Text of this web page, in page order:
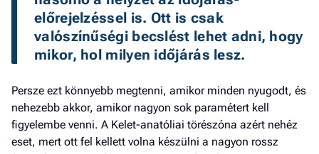
előrejelzéssel is. Ott is csak
valószínűségi becslést lehet adni, hogy
mikor, hol milyen időjárás lesz.
Persze ezt könnyebb megtenni, amikor minden nyugodt, és
nehezebb akkor, amikor nagyon sok paramétert kell
figyelembe venni. A Kelet-anatóliai törészóna azért nehéz
eset, mert ott fel kellett volna készülni a nagyon rossz